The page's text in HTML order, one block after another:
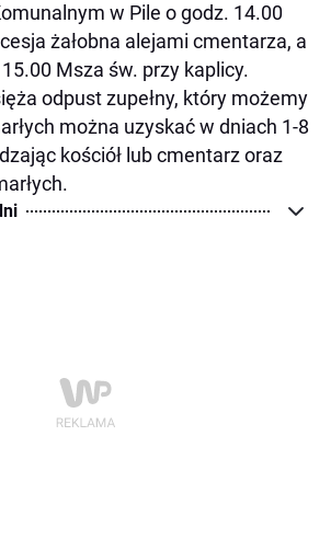
w Pile o godz. 14.00
żałobna alejami cmentarza, a
Msza św. przy kaplicy.
odpust zupełny, który możemy
można uzyskać w dniach 1-8
kościół lub cmentarz oraz